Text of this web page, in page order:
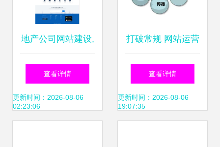
地产公司网站建设,
房屋租赁网站开源
代码模板
查看详情
更新时间：2026-08-06
02:23:06
打破常规 网站运营
如何告别千篇一律
的设计方式
查看详情
更新时间：2026-08-06
19:07:35